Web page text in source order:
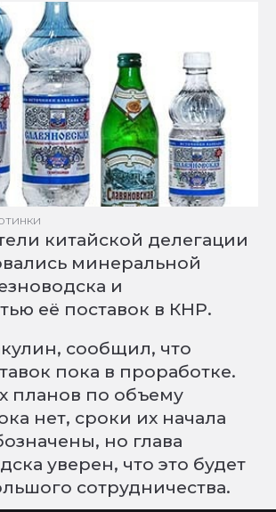
китайской делегации
минеральной
и
её поставок в КНР.
сообщил, что
пока в проработке.
планов по объему
нет, сроки их начала
но глава
уверен, что это будет
сотрудничества.